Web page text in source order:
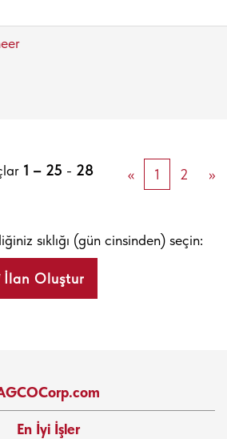
1 – 25 - 28 « 1 2 »
sıklığı (gün cinsinden) seçin:
İlan Oluştur
En İyi İşler